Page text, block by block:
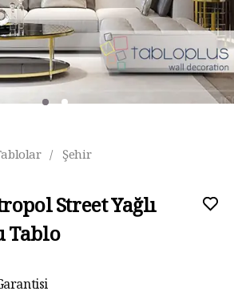
/ Şehir
Street Yağlı
Tablo